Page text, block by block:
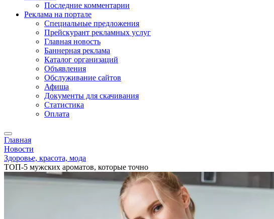
Последние комментарии
Реклама на портале
Специальные предложения
Прейскурант рекламных услуг
Главная новость
Баннерная реклама
Каталог организаций
Объявления
Обслуживание сайтов
Афиша
Документы для скачивания
Статистика
Оплата
Главная
Новости
Здоровье, красота, мода
ТОП-5 мужских ароматов, которые точно